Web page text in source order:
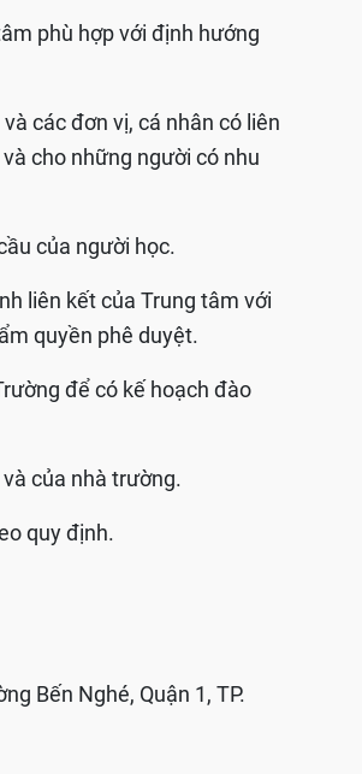
phù hợp với định hướng
các đơn vị, cá nhân có liên
cho những người có nhu
của người học.
liên kết của Trung tâm với
quyền phê duyệt.
để có kế hoạch đào
của nhà trường.
quy định.
Bến Nghé, Quận 1, TP.